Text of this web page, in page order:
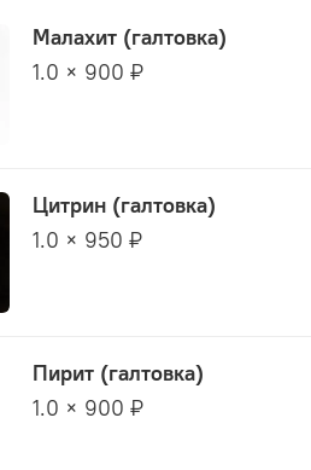
Малахит (галтовка)
1.0 × 900 ₽
Цитрин (галтовка)
1.0 × 950 ₽
Пирит (галтовка)
1.0 × 900 ₽